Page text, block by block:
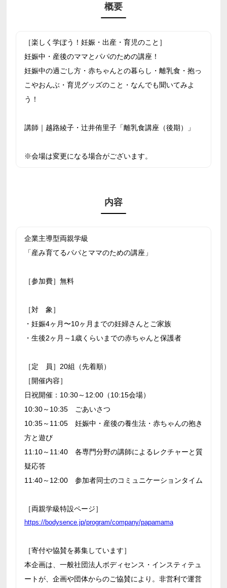
概要
［楽しく学ぼう！妊娠・出産・育児のこと］
妊娠中・産後のママとパパのための講座！
妊娠中の過ごし方・赤ちゃんとの暮らし・離乳食・抱っ
こやおんぶ・育児グッズのこと・なんでも聞いてみよ
う！
講師｜越路綾子・辻井侑里子「離乳食講座（後期）」
※会場は変更になる場合がございます。
内容
企業主導型両親学級
「産み育てるパパとママのための講座」
［参加費］無料
［対 象］
・妊娠4ヶ月〜10ヶ月までの妊婦さんとご家族
・生後2ヶ月～1歳くらいまでの赤ちゃんと保護者
［定 員］20組（先着順）
［開催内容］
日祝開催：10:30～12:00（10:15会場）
10:30～10:35 ごあいさつ
10:35～11:05 妊娠中・産後の養生法・赤ちゃんの抱き
方と遊び
11:10～11:40 各専門分野の講師によるレクチャーと質
疑応答
11:40～12:00 参加者同士のコミュニケーションタイム
［両親学級特設ページ］
https://bodysence.jp/program/company/papamama
［寄付や協賛を募集しています］
本企画は、一般社団法人ボディセンス・インスティテュ
ートが、企画や団体からのご協賛により。非営利で運営